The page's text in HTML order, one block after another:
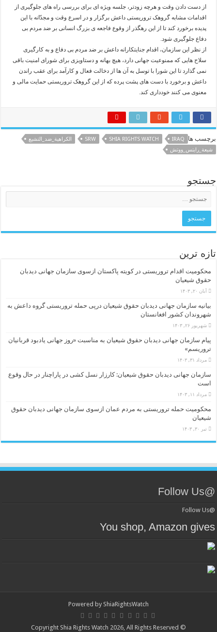
از دست دادن وقت و هرچه زودتر، جلسه ویژه ای برای بررسی راه های جلوگیری از
اقدامات مشابه گروهک تروریستی داعش برگزار و در اسرع وقت و مجدّانه با این
پدیده برخورد کند تا از این رهگذر از وقوع فاجعه ی بزرگ انسانی بر ضد مردم بی
دفاع جلوگیری شود.
از نظر این سازمان، اقدام جنایتکارانه داعش بر ضد مردم بی دفاع و به کارگیری
سلاح هایی که ممنوعیت جهانی دارد، هیچ بهانه و دستاویزی برای شورای امنیت باقی
نمی گذارد تا این شورا با توسل به آن ها از دخالت فعال و کارآمد برای عقب راندن
داعش و برخورد با دست های پشت پرده که از این گروهک تروریستی حمایت مالی و
معنوی می کنند خودداری کند.
برچسب ها IRAQ
SHIA RIGHTS WATCH
SRW
الكراهية_ضد_التشيع
شيعة_رايتس_ووتش
جستجو
تازه ترین
محکومیت اقدام تروریستی در کویته پاکستان ازسوی سازمان جهانی دیدبان
حقوق شیعیان
آبان ۲۰, ۱۴۰۳
بیانیه سازمان جهانی دیدبان حقوق شیعیان درپی حمله تروریستی گروه داعش به
شهروندان کشور افغانستان
شهریور ۲۶, ۱۴۰۳
پیام سازمان جهانی دیدبان حقوق شیعیان به مناسبت «روز جهانی یادبود قربانیان
تروریسم»
مرداد ۳۱, ۱۴۰۳
سازمان جهانی دیدبان حقوق شیعیان: کارزار نسل کشی در پاراچنار در حال وقوع
است
مرداد ۱۱, ۱۴۰۳
محکومیت حمله تروریستی به مردم عمان ازسوی سازمان جهانی دیدبان حقوق
شیعیان
تیر ۳۰, ۱۴۰۳
@Follow Us
@Follow Us
You shop, Amazon gives
Powered by ShiaRightsWatch
© Copyright Shia Rights Watch 2026, All Rights Reserved